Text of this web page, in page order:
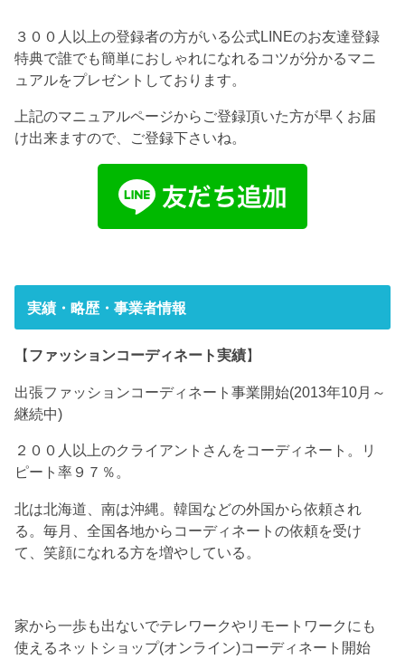
３００人以上の登録者の方がいる公式LINEのお友達登録
特典で誰でも簡単におしゃれになれるコツが分かるマニ
ュアルをプレゼントしております。
上記のマニュアルページからご登録頂いた方が早くお届
け出来ますので、ご登録下さいね。
実績・略歴・事業者情報
【 ファッションコーディネート実績】
出張ファッションコーディネート事業開始(2013年10月～
継続中)
２００人以上のクライアントさんをコーディネート。リ
ピート率９７％。
北は北海道、南は沖縄。韓国などの外国から依頼され
る。毎月、全国各地からコーディネートの依頼を受け
て、笑顔になれる方を増やしている。
家から一歩も出ないでテレワークやリモートワークにも
使えるネットショップ(オンライン)コーディネート開始